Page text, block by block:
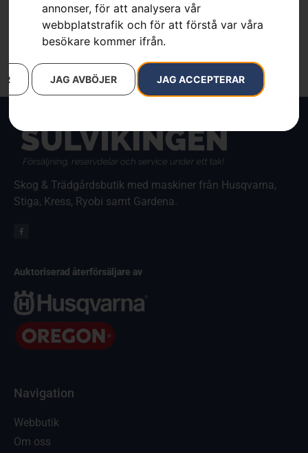
annonser, för att analysera vår
webbplatstrafik och för att förstå var våra
besökare kommer ifrån.
JAG ACCEPTERAR
JAG AVBÖJER
Skog & Trädgårdsbutik med maskiner från Husqvarna,
Stiga, Kress, Ryobi samt Gardena.
Auktoriserad återförsäljare av
Navigation
Webbutik
Om oss